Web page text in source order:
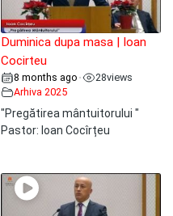
Duminica dupa masa | Ioan
Cocirteu
8 months ago • 28views
Arhiva 2025
"Pregătirea mântuitorului "
Pastor: Ioan Cocîrțeu